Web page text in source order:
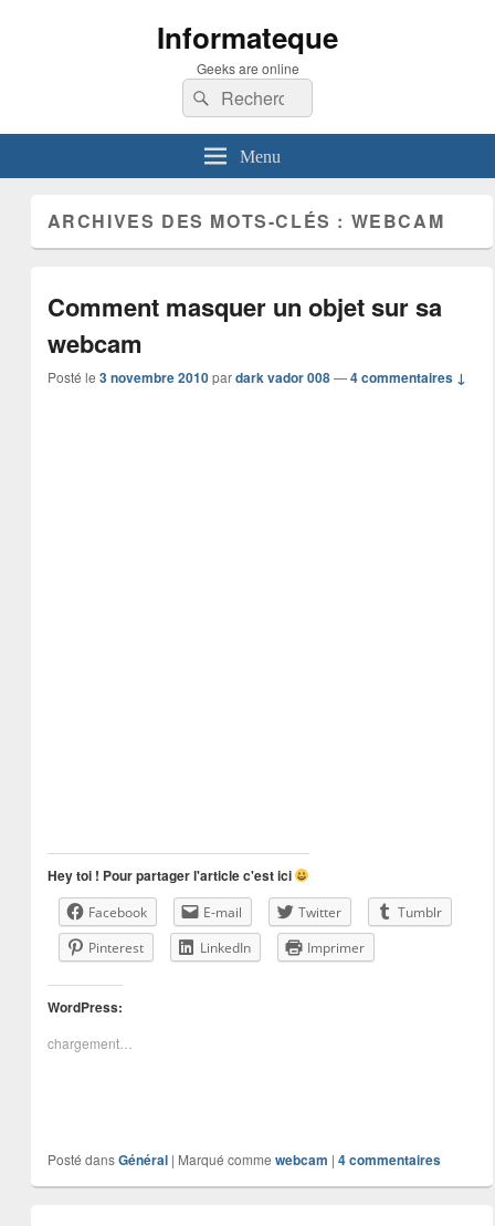
Informateque
Geeks are online
Recherche :
Rechercher
Menu
ARCHIVES DES MOTS-CLÉS : WEBCAM
Comment masquer un objet sur sa
webcam
Posté le 3 novembre 2010 pardark vador 008 —4 commentaires ↓
Hey toi ! Pour partager l'article c'est ici
Facebook E-mail Twitter
Tumblr
Pinterest
LinkedIn Imprimer
WordPress:
chargement…
Posté dans Général | Marqué comme webcam | 4commentaires